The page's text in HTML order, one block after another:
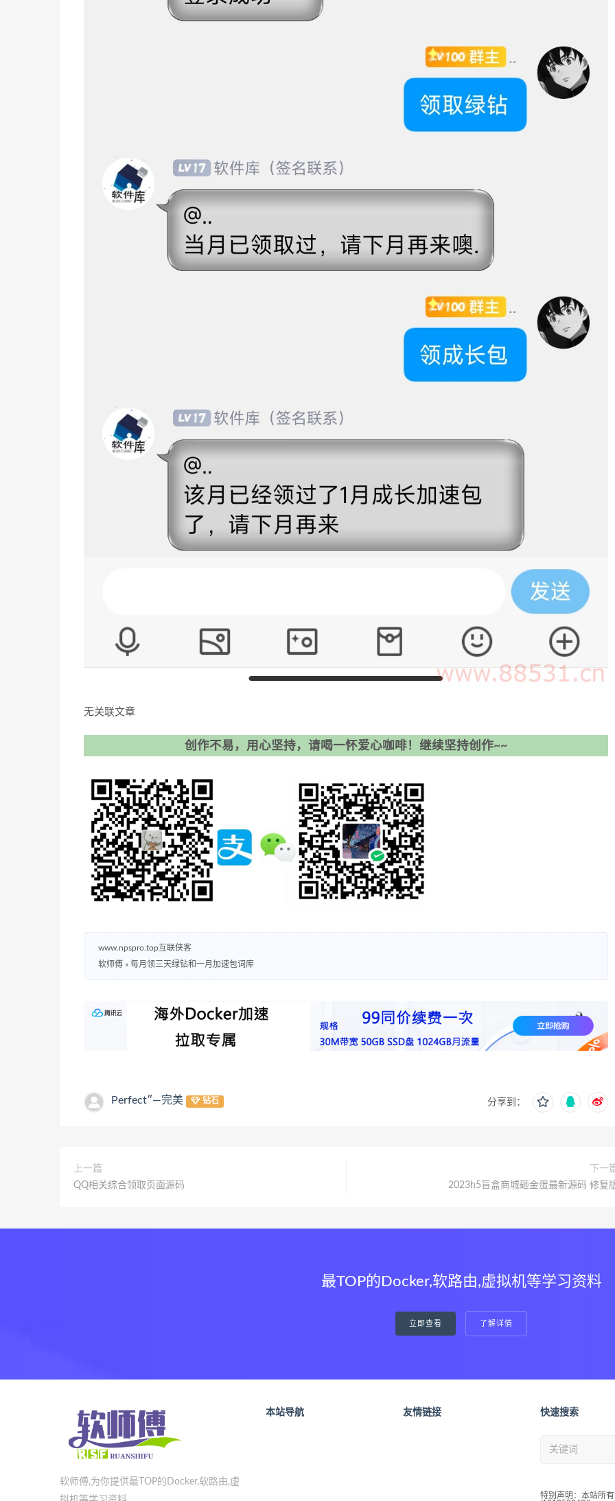
无关联文章
创作不易，用心坚持，请喝一怀爱心咖啡！继续坚持创作~~
www.npspro.top互联侠客
软师傅 » 每月领三天绿钻和一月加速包词库
Perfect″—完美 钻石 分享到：
上一篇
QQ相关综合领取页面源码
下一
2023h5盲盒商城砸金蛋最新源码 修复
最TOP的Docker,软路由,虚拟机等学习资料
立即查看 了解详情
软师傅,为你提供最TOP的Docker,软路由,虚
本站导航 友情链接 快速搜索
特别声明：本站所